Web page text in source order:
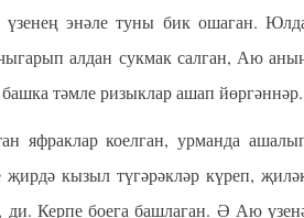
үзенең энәле туны бик ошаган.
алдан сукмак салган, Аю
тәмле ризыклар ашап йөргәннәр.
коелган, урманда
кызыл түгәрәкләр күреп,
ди. Керпе боега башлаган. Ә Аю